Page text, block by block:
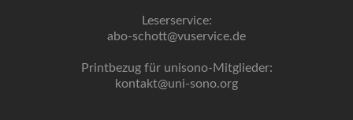
Leserservice:
abo-schott@vuservice.de
Printbezug für unisono-Mitglieder:
kontakt@uni-sono.org